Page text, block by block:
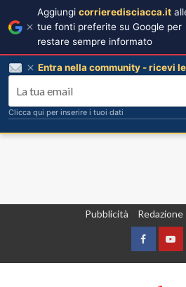
Pubblicità Redazione
Facebook
Aggiungi corrieredisciacca.it
tue fonti preferite su Google per
restare sempre informato
Entra nella community - ricevi
Clicca qui per inserire i tuoi dati